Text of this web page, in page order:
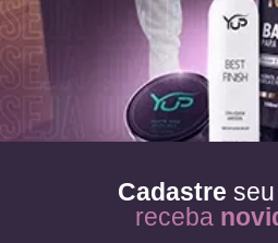
Cadastre seu
receba